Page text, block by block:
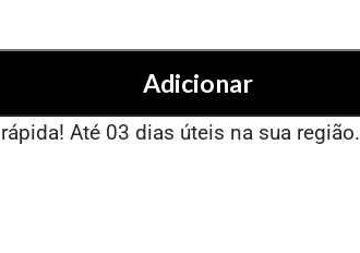
Adicionar
Até 03 dias úteis na sua região.